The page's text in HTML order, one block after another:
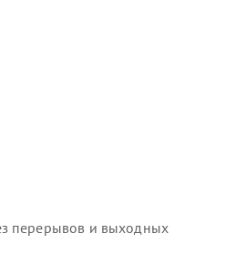
перерывов и выходных